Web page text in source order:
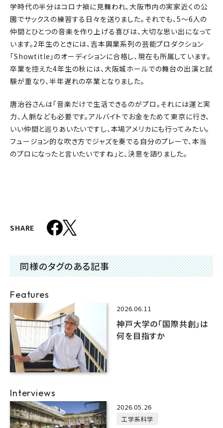
学時代の半分はコロナ禍に見舞われ、大阪市内の実家近くの公
園でサックスの練習する日々を送りました。それでも、5～6人の
仲間とひとつの音楽を作り上げる喜びは、大切な思い出になって
います。2年生のときには、吉本興業系列の芸能プロダクション
「Showtitle」のオーディションに合格し、現在も所属しています。
卒業を控えた4年生の秋には、大阪城ホールでの舞台の出演と試
験が重なり、半年遅れの卒業となりました。
唐治谷さんは「音楽だけで生活できるのがプロ。それには運と実
力、人脈なども必要です。アルバイトでお金をためて東京に行き、
いい仲間と巡りあいたいですし、本場アメリカにも行ってみたい。
フュージョン的な吹き方でジャズを奏でる自分のプレーで、本当
のプロになったと言いたいですね」と、決意を語りました。
SHARE
同様のタグのある記事
Features
2026.06.11
神戸大学の「国際共創」は
何を目指すか
Interviews
2026.05.26
工学系科学